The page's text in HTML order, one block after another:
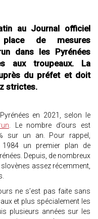
au Journal officiel
de mesures
dans les Pyrénées
aux troupeaux. La
du préfet et doit
strictes.
en 2021, selon le
. Le nombre d’ours est
sur un an. Pour rappel,
un premier plan de
Depuis, de nombreux
assez récemment,
ne s’est pas faite sans
et plus spécialement les
plusieurs années sur les